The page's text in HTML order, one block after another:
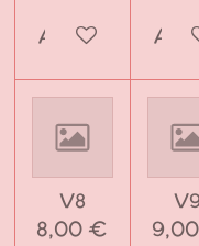
Ajouter au
V8
8,00 €